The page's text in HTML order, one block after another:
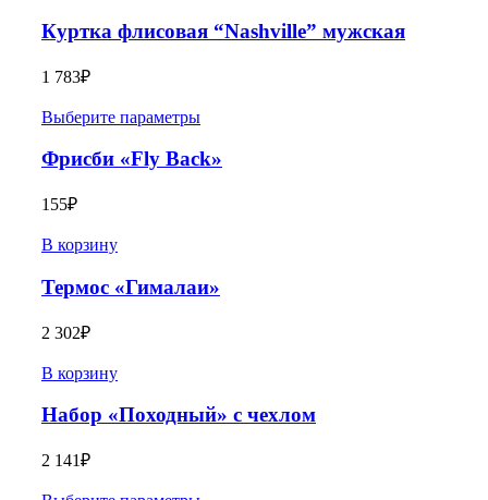
Куртка флисовая “Nashville” мужская
1 783₽
Выберите параметры
Фрисби «Fly Back»
155₽
В корзину
Термос «Гималаи»
2 302₽
В корзину
Набор «Походный» с чехлом
2 141₽